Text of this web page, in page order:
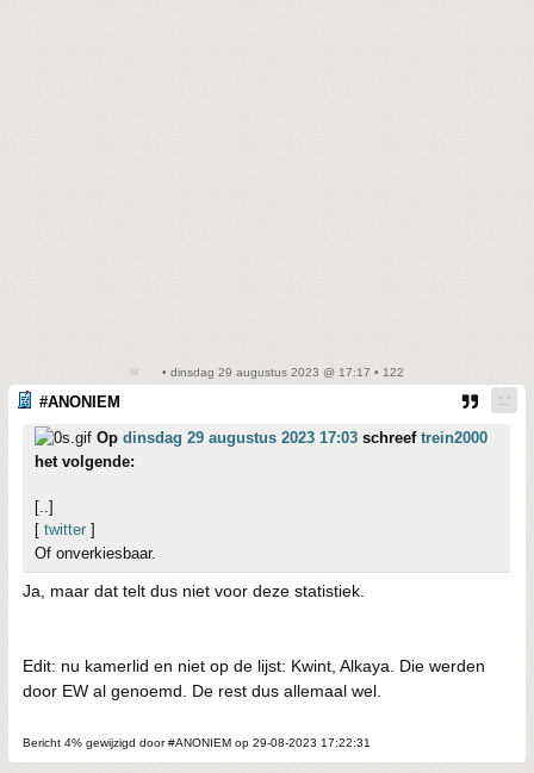
• dinsdag 29 augustus 2023 @ 17:17 • 122
#ANONIEM
Op dinsdag 29 augustus 2023 17:03 schreef trein2000
het volgende:
[..]
[ twitter ]
Of onverkiesbaar.
Ja, maar dat telt dus niet voor deze statistiek.
Edit: nu kamerlid en niet op de lijst: Kwint, Alkaya. Die werden
door EW al genoemd. De rest dus allemaal wel.
Bericht 4% gewijzigd door #ANONIEM op 29-08-2023 17:22:31